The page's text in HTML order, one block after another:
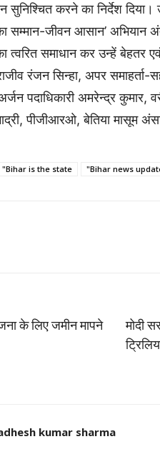
सुनिश्चित करने का निर्देश
सम्मान-जीवन आसान’ अभियान
समाधान कर उन्हें बेहतर
रंजन सिन्हा, अपर समाहर्ता-
पदाधिकारी अमरेन्द्र कुमार,
पीजीआरओ, बेतिया मासूम
"Bihar is the state "Bihar news
के लिए जमीन मापने
मोदी
kumar sharma